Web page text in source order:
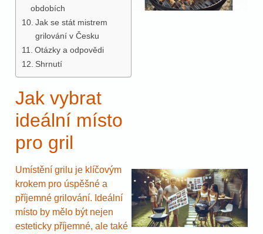
obdobích
Jak se stát mistrem
grilování v Česku
Otázky a odpovědi
Shrnutí
Jak vybrat
ideální místo
pro gril
Umístění grilu je klíčovým
krokem pro úspěšné a
příjemné grilování. Ideální
místo by mělo být nejen
esteticky příjemné, ale také